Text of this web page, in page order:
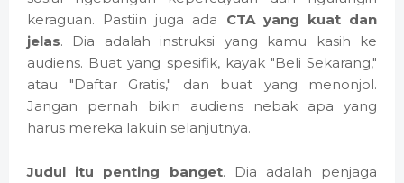
keraguan. Pastiin juga ada CTA yang kuat dan
jelas. Dia adalah instruksi yang kamu kasih ke
audiens. Buat yang spesifik, kayak "Beli Sekarang,"
atau "Daftar Gratis," dan buat yang menonjol.
Jangan pernah bikin audiens nebak apa yang
harus mereka lakuin selanjutnya.
Judul itu penting banget. Dia adalah penjaga